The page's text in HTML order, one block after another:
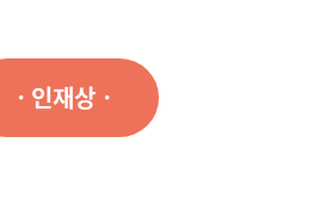
ㆍ사회적 책임ㆍ